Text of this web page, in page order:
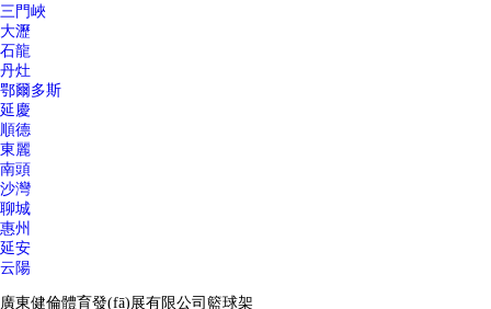
三門峽
大瀝
石龍
丹灶
鄂爾多斯
延慶
順德
東麗
南頭
沙灣
聊城
惠州
延安
云陽
廣東健倫體育發(fā)展有限公司籃球架